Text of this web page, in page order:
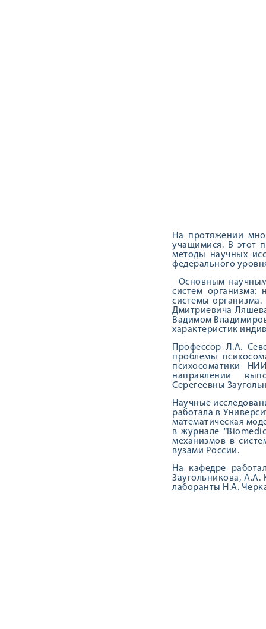
На протяжении
учащимися. В этот
методы научных
федерального
Основным научным
систем организма:
системы
Дмитриевича
Вадимом
характеристик
Профессор Л.А.
проблемы
психосоматики
направлении
Серегеевны
Научные
работала в
математическая
в журнале
механизмов в
вузами России.
На кафедре
Заугольникова,
лаборанты Н.А.